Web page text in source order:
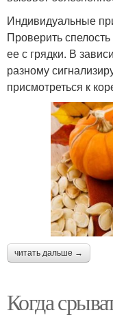
Индивидуальные
Проверить
ее с грядки. В
разному
присмотреться к
читать дальше →
Когда